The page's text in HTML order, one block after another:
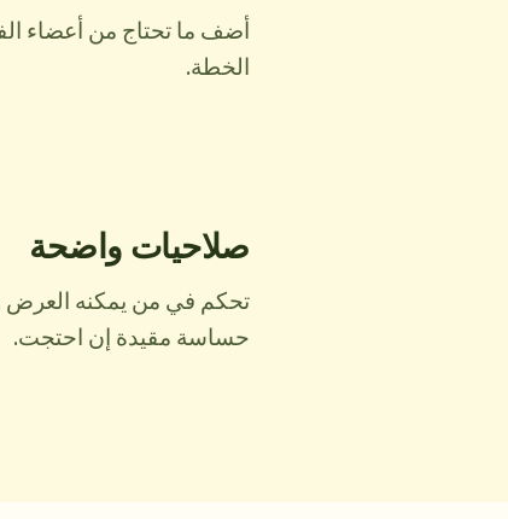
أضف ما تحتاج من أعضاء
الخطة.
صلاحيات واضحة
تحكم في من يمكنه العرض
حساسة مقيدة إن احتجت.